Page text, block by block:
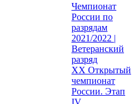
Чемпионат
России по
разрядам
2021/2022 |
Ветеранский
разряд
XX Открытый
чемпионат
России. Этап
IV